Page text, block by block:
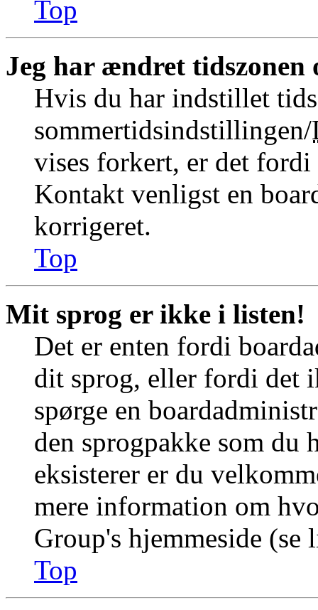
Top
Jeg har ændret
Hvis du har indstillet
sommertidsindstillingen/
vises forkert, er det
Kontakt venligst en
korrigeret.
Top
Mit sprog er ikke i listen!
Det er enten fordi
dit sprog, eller fordi det
spørge en
den sprogpakke som du
eksisterer er du
mere information om
Group's hjemmeside (se
Top